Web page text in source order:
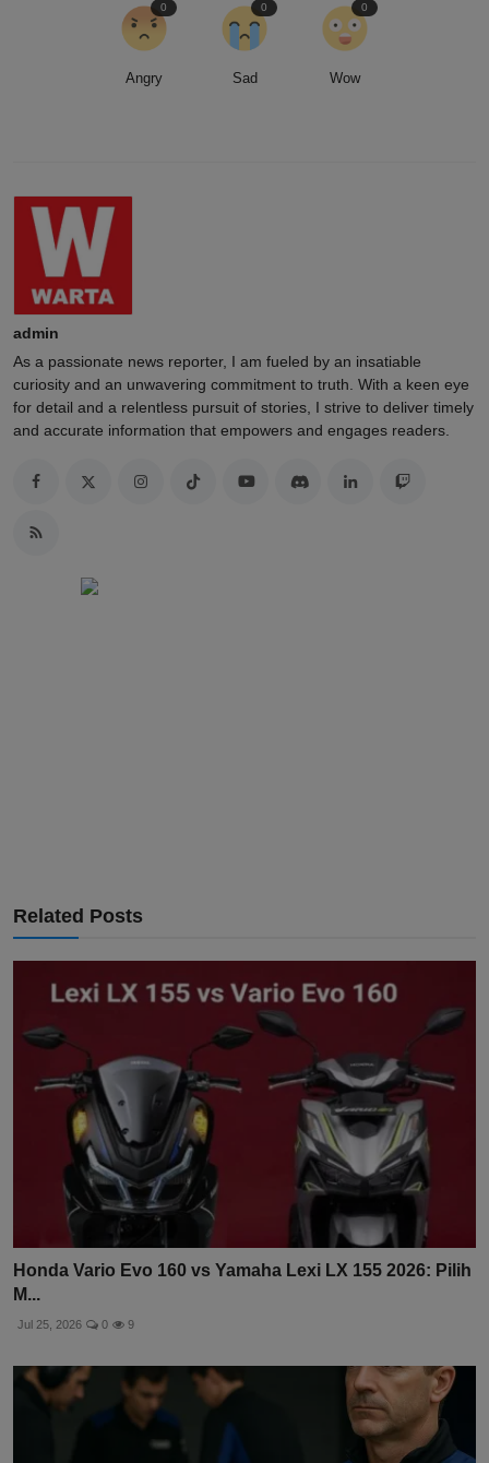
Angry
0
Sad
0
Wow
0
admin
As a passionate news reporter, I am fueled by an insatiable
curiosity and an unwavering commitment to truth. With a keen eye
for detail and a relentless pursuit of stories, I strive to deliver timely
and accurate information that empowers and engages readers.
Related Posts
Honda Vario Evo 160 vs Yamaha Lexi LX 155 2026: Pilih
M...
Jul 25, 2026 0 9